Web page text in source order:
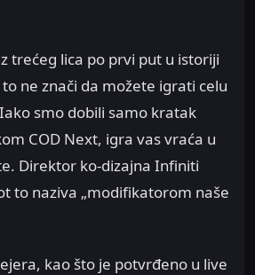
trećeg lica po prvi put u istoriji
ne znači da možete igrati celu
smo dobili samo kratak
COD Next, igra vas vraća u
Direktor ko-dizajna Infiniti
to naziva „modifikatorom naše
kao što je potvrđeno u live